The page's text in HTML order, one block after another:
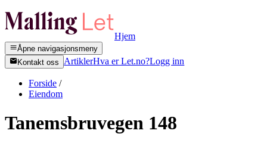
Hjem
Åpne navigasjonsmeny
Kontakt oss
ArtiklerHva er Let.no?Logg inn
Forside /
Eiendom
Tanemsbruvegen 148